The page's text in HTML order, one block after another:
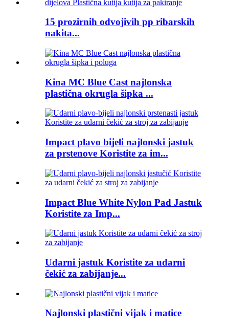
15 prozirnih odvojivih pp ribarskih
nakita...
Kina MC Blue Cast najlonska
plastična okrugla šipka ...
Impact plavo bijeli najlonski jastuk
za prstenove Koristite za im...
Impact Blue White Nylon Pad Jastuk
Koristite za Imp...
Udarni jastuk Koristite za udarni
čekić za zabijanje...
Najlonski plastični vijak i matice